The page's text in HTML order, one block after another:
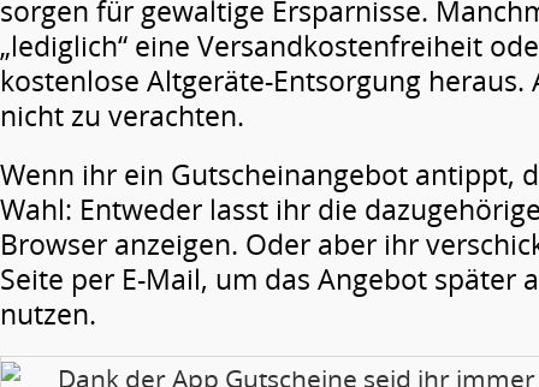
sorgen für gewaltige Ersparnisse.
„lediglich“ eine Versandkostenfreiheit
kostenlose Altgeräte-Entsorgung heraus.
nicht zu verachten.
Wenn ihr ein Gutscheinangebot antippt,
Wahl: Entweder lasst ihr die
Browser anzeigen. Oder aber ihr
Seite per E-Mail, um das Angebot später
nutzen.